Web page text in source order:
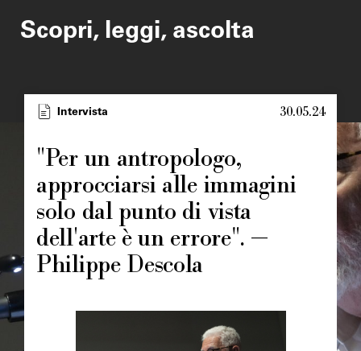
Scopri, leggi, ascolta
TypeIntervista 30.05.24
"Per un antropologo,
approcciarsi alle immagini
solo dal punto di vista
dell'arte è un errore". —
Philippe Descola